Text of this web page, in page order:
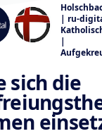
| ru-
|
sich die